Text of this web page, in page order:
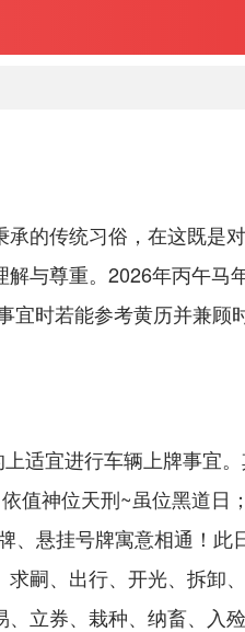
的传统习俗，在这既是
与尊重。2026年丙午马
宜时若能参考黄历并兼顾
适宜进行车辆上牌事宜
值神位天刑~虽位黑道日
、悬挂号牌寓意相通！此
嗣、出行、开光、拆卸、
立券、栽种、纳畜、入